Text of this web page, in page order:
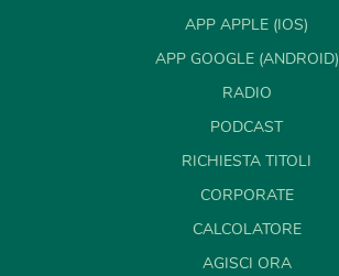
APP APPLE (IOS)
APP GOOGLE (ANDROID)
RADIO
PODCAST
RICHIESTA TITOLI
CORPORATE
CALCOLATORE
AGISCI ORA